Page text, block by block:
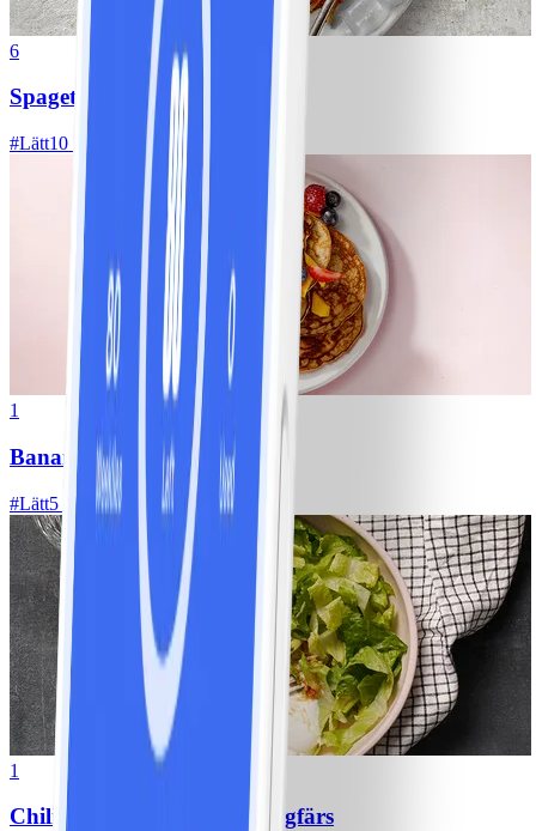
6
Spagetti med köttfärssås
#Lätt10 MIN
1
Bananpannkakor
#Lätt5 MIN
1
Chili con carne med kycklingfärs